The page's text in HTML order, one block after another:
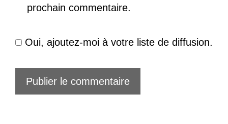
prochain commentaire.
Oui, ajoutez-moi à votre liste de diffusion.